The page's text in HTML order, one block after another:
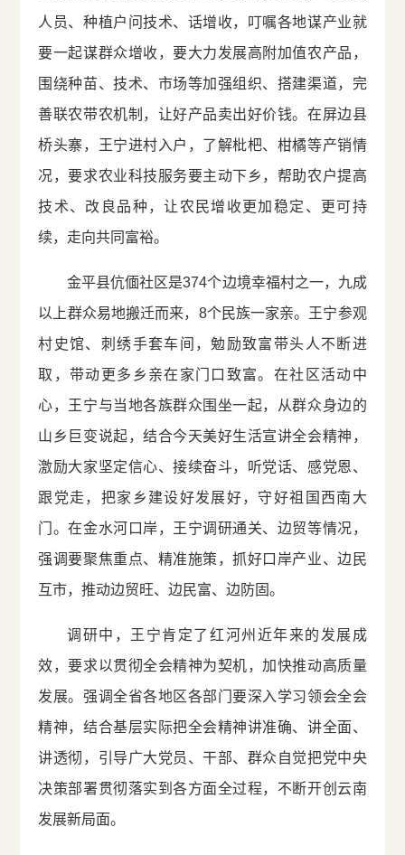
人员、种植户问技术、话增收，叮嘱各地谋产业就
要一起谋群众增收，要大力发展高附加值农产品，
围绕种苗、技术、市场等加强组织、搭建渠道，完
善联农带农机制，让好产品卖出好价钱。在屏边县
桥头寨，王宁进村入户，了解枇杷、柑橘等产销情
况，要求农业科技服务要主动下乡，帮助农户提高
技术、改良品种，让农民增收更加稳定、更可持
续，走向共同富裕。
金平县伉偭社区是374个边境幸福村之一，九成
以上群众易地搬迁而来，8个民族一家亲。王宁参观
村史馆、刺绣手套车间，勉励致富带头人不断进
取，带动更多乡亲在家门口致富。在社区活动中
心，王宁与当地各族群众围坐一起，从群众身边的
山乡巨变说起，结合今天美好生活宣讲全会精神，
激励大家坚定信心、接续奋斗，听党话、感党恩、
跟党走，把家乡建设好发展好，守好祖国西南大
门。在金水河口岸，王宁调研通关、边贸等情况，
强调要聚焦重点、精准施策，抓好口岸产业、边民
互市，推动边贸旺、边民富、边防固。
调研中，王宁肯定了红河州近年来的发展成
效，要求以贯彻全会精神为契机，加快推动高质量
发展。强调全省各地区各部门要深入学习领会全会
精神，结合基层实际把全会精神讲准确、讲全面、
讲透彻，引导广大党员、干部、群众自觉把党中央
决策部署贯彻落实到各方面全过程，不断开创云南
发展新局面。